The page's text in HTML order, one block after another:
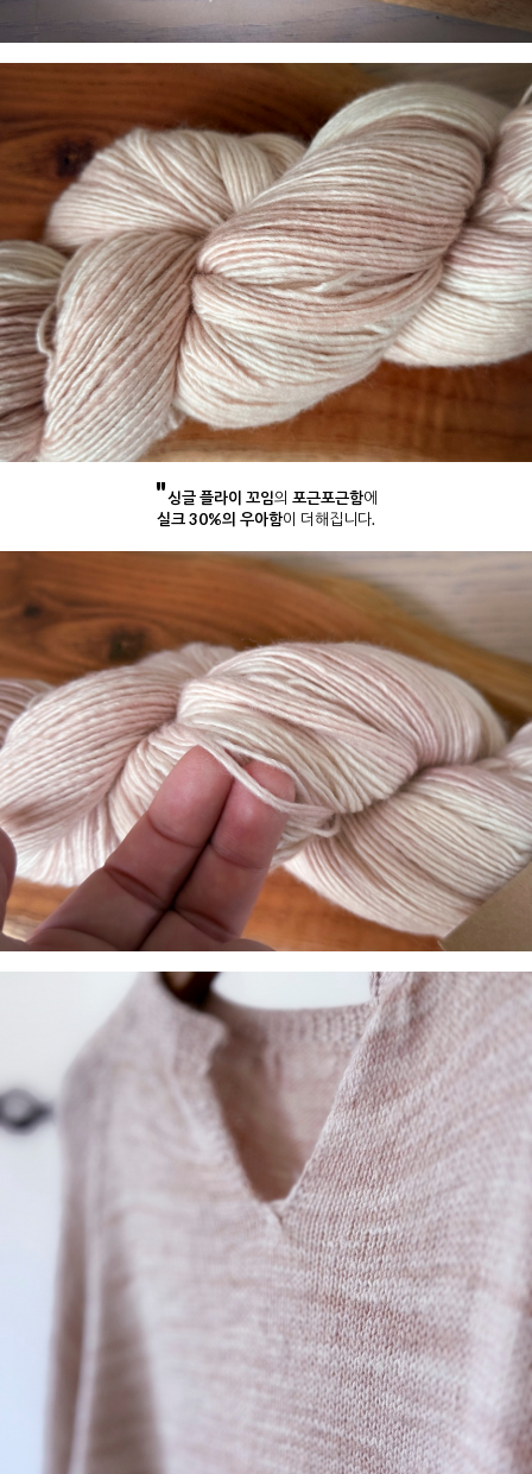
"싱글 플라이 꼬임의 포근포근함에
실크 30%의 우아함이 더해집니다.